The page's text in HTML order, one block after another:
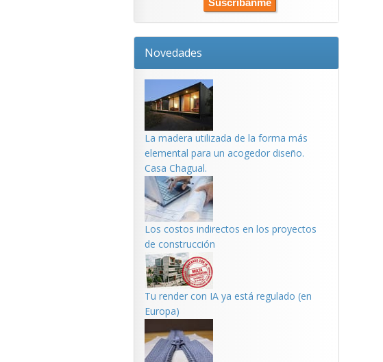
Novedades
La madera utilizada de la forma más
elemental para un acogedor diseño.
Casa Chagual.
Los costos indirectos en los proyectos
de construcción
Tu render con IA ya está regulado (en
Europa)